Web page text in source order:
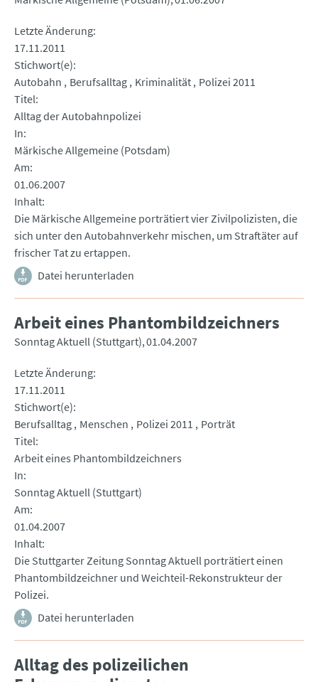
Letzte Änderung
17.11.2011
Stichwort(e)
Autobahn
Berufsalltag Kriminalität Polizei 2011
Titel
Alltag der Autobahnpolizei
In
Märkische Allgemeine (Potsdam)
Am
01.06.2007
Inhalt
Die Märkische Allgemeine porträtiert vier Zivilpolizisten, die
sich unter den Autobahnverkehr mischen, um Straftäter auf
frischer Tat zu ertappen.
Datei herunterladen
Arbeit eines Phantombildzeichners
Sonntag Aktuell (Stuttgart) 01.04.2007
Letzte Änderung
17.11.2011
Stichwort(e)
Berufsalltag Menschen Polizei 2011
Porträt
Titel
Arbeit eines Phantombildzeichners
In
Sonntag Aktuell (Stuttgart)
Am
01.04.2007
Inhalt
Die Stuttgarter Zeitung Sonntag Aktuell porträtiert einen
Phantombildzeichner und Weichteil-Rekonstrukteur der
Polizei.
Datei herunterladen
Alltag des polizeilichen